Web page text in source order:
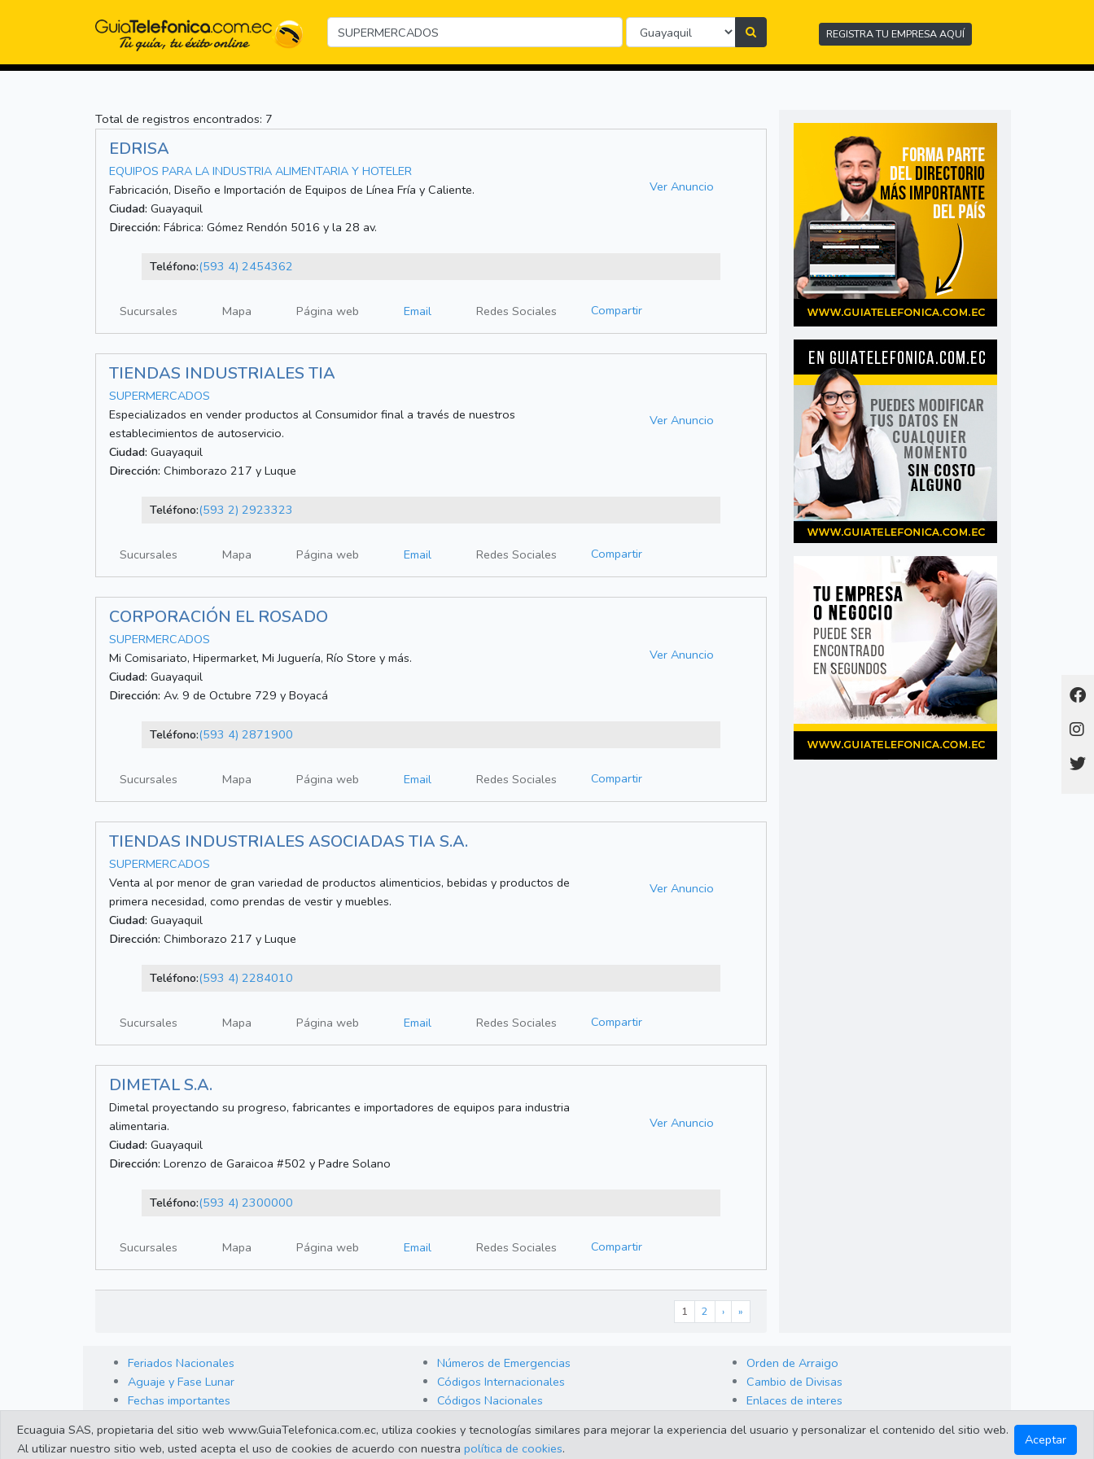
REGISTRA TU EMPRESA AQUÍ
Total de registros encontrados: 7
EDRISA
EQUIPOS PARA LA INDUSTRIA ALIMENTARIA Y HOTELER
Fabricación, Diseño e Importación de Equipos de Línea Fría y Caliente.
Ciudad: Guayaquil
Dirección: Fábrica: Gómez Rendón 5016 y la 28 av.
Ver Anuncio
Teléfono:(593 4) 2454362
Sucursales Mapa Página web Email Redes Sociales Compartir
TIENDAS INDUSTRIALES TIA
SUPERMERCADOS
Especializados en vender productos al Consumidor final a través de nuestros
establecimientos de autoservicio.
Ciudad: Guayaquil
Dirección: Chimborazo 217 y Luque
Ver Anuncio
Teléfono:(593 2) 2923323
Sucursales Mapa Página web Email Redes Sociales Compartir
CORPORACIÓN EL ROSADO
SUPERMERCADOS
Mi Comisariato, Hipermarket, Mi Juguería, Río Store y más.
Ciudad: Guayaquil
Dirección: Av. 9 de Octubre 729 y Boyacá
Ver Anuncio
Teléfono:(593 4) 2871900
Sucursales Mapa Página web Email Redes Sociales Compartir
TIENDAS INDUSTRIALES ASOCIADAS TIA S.A.
SUPERMERCADOS
Venta al por menor de gran variedad de productos alimenticios, bebidas y productos de
primera necesidad, como prendas de vestir y muebles.
Ciudad: Guayaquil
Dirección: Chimborazo 217 y Luque
Ver Anuncio
Teléfono:(593 4) 2284010
Sucursales Mapa Página web Email Redes Sociales Compartir
DIMETAL S.A.
Dimetal proyectando su progreso, fabricantes e importadores de equipos para industria
alimentaria.
Ciudad: Guayaquil
Dirección: Lorenzo de Garaicoa #502 y Padre Solano
Ver Anuncio
Teléfono:(593 4) 2300000
Sucursales Mapa Página web Email Redes Sociales Compartir
1 2 › »
Feriados Nacionales
Aguaje y Fase Lunar
Fechas importantes
Números de Emergencias
Códigos Internacionales
Códigos Nacionales
Orden de Arraigo
Cambio de Divisas
Enlaces de interes
Ecuaguia SAS, propietaria del sitio web www.GuiaTelefonica.com.ec, utiliza cookies y tecnologías similares para mejorar la experiencia del usuario y personalizar el contenido del sitio web.
Al utilizar nuestro sitio web, usted acepta el uso de cookies de acuerdo con nuestra política de cookies.
Aceptar